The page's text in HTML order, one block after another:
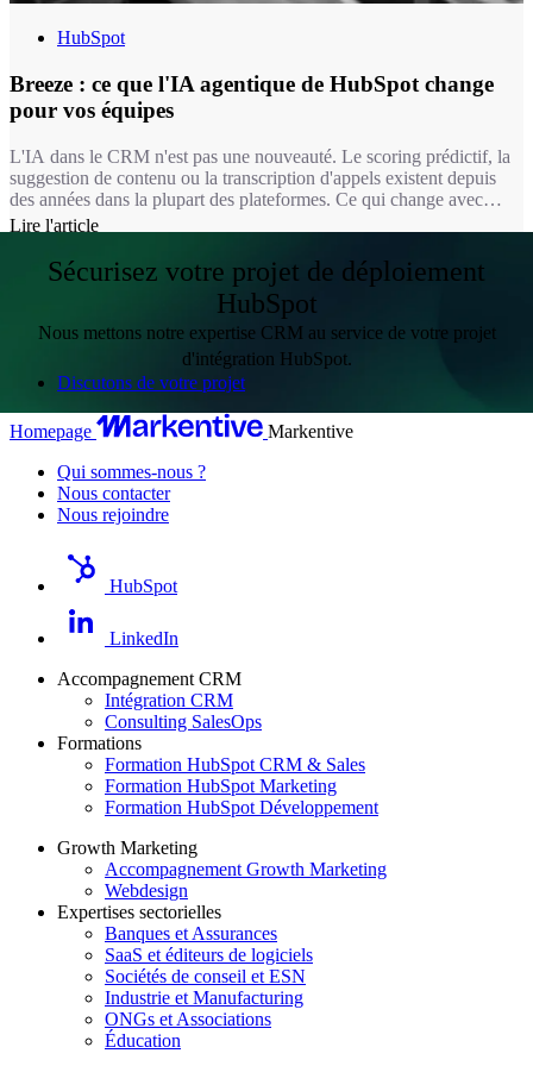
HubSpot
Breeze : ce que l'IA agentique de HubSpot change
pour vos équipes
L'IA dans le CRM n'est pas une nouveauté. Le scoring prédictif, la
suggestion de contenu ou la transcription d'appels existent depuis
des années dans la plupart des plateformes. Ce qui change avec
Breeze, c'est la nature de l'intervention : on passe d'une IA qui
de recommander une réponse à un ticket, il la rédige, la documente
et peut la résoudre seul dans le périmètre que vous lui avez défini.
Lire l'article
Sécurisez votre projet de déploiement
HubSpot
Nous mettons notre expertise CRM au service de votre projet
d'intégration HubSpot.
Discutons de votre projet
Homepage
Markentive
Qui sommes-nous ?
Nous contacter
Nous rejoindre
HubSpot
LinkedIn
Accompagnement CRM
Intégration CRM
Consulting SalesOps
Formations
Formation HubSpot CRM & Sales
Formation HubSpot Marketing
Formation HubSpot Développement
Growth Marketing
Accompagnement Growth Marketing
Webdesign
Expertises sectorielles
Banques et Assurances
SaaS et éditeurs de logiciels
Sociétés de conseil et ESN
Industrie et Manufacturing
ONGs et Associations
Éducation